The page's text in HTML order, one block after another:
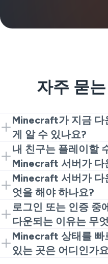
자주 묻
Minecraft가 지금 다
게 알 수 있나요?
Minecraft가 지금 다운
다면, 먼저 이 페이지와
기를 확인하고 트렌드를
단은 많은 플레이어가 한
급증처럼 보입니다. 차트
Minecraft는 아마도 다
제가 더 지역적일 가능
내 친구는 플레이할
Minecraft 서버가 다
이는 일반적입니다. 때
Minecraft 서버 상태는 괜
가는 귀하의 경로는 그렇
니다. Wi-Fi를 모바일 데
라우터를 재시작하고 로
시 로그인해 보세요. 다
할 수 있는 동안 여전히
Minecraft 서버가 다
엇을 해야 하나요?
트래커가 Minecraft 서
확인하고 많은 사람들이
가 다운되었는지 묻는다
다려야 합니다. 서버 측
는 거의 도움이 되지 않습
로그인 또는 인증 중
다운되는 이유는 무
플레이어가 Minecraft가
는 이유는 보통 로그인
있지만 전체 게임은 사라
Minecraft 상태를 빠
있는 곳은 어디인가